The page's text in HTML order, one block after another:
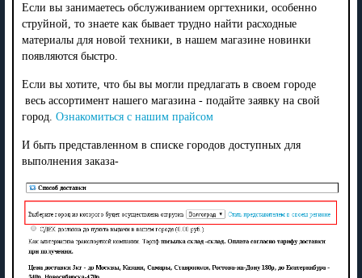
Если вы занимаетесь обслуживанием оргтехники, особенно
струйной, то знаете как бывает трудно найти расходные
материалы для новой техники, в нашем магазине новинки
появляются быстро.
Если вы хотите, что бы вы могли предлагать в своем городе
весь ассортимент нашего магазина - подайте заявку на свой
город. Ознакомиться с нашим прайсом
И быть представленном в списке городов доступных для
выполнения заказа-